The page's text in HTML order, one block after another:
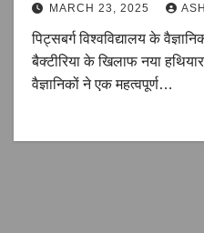
MARCH 23, 2025
पिट्सबर्ग विश्वविद्यालय के
बैक्टीरिया के खिलाफ नया
वैज्ञानिकों ने एक महत्वपूर्ण…